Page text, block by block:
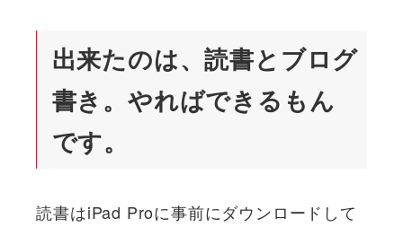
出来たのは、読書とブログ
書き。やればできるもん
です。
読書はiPad Proに事前にダウンロードして